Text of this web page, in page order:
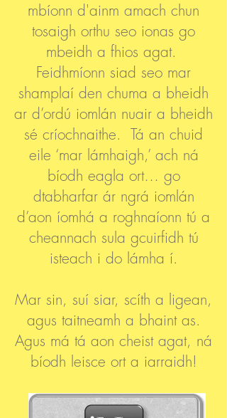
mbíonn d'ainm amach chun
tosaigh orthu seo ionas go
mbeidh a fhios agat.
Feidhmíonn siad seo mar
shamplaí den chuma a bheidh
ar d’ordú iomlán nuair a bheidh
sé críochnaithe. Tá an chuid
eile ‘mar lámhaigh,’ ach ná
bíodh eagla ort… go
dtabharfar ár ngrá iomlán
d’aon íomhá a roghnaíonn tú a
cheannach sula gcuirfidh tú
isteach i do lámha í.
Mar sin, suí siar, scíth a ligean,
agus taitneamh a bhaint as.
Agus má tá aon cheist agat, ná
bíodh leisce ort a iarraidh!